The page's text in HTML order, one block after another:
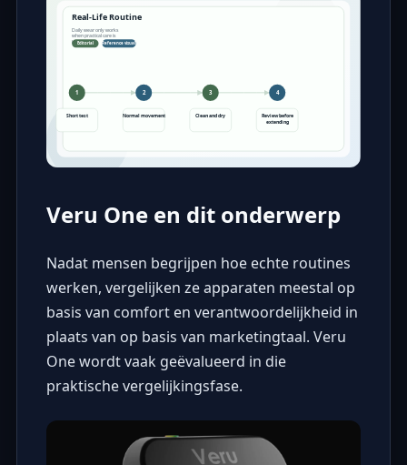
Veru One en dit onderwerp
Nadat mensen begrijpen hoe echte routines
werken, vergelijken ze apparaten meestal op
basis van comfort en verantwoordelijkheid in
plaats van op basis van marketingtaal. Veru
One wordt vaak geëvalueerd in die
praktische vergelijkingsfase.